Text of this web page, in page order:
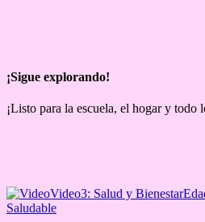
¡Sigue explorando!
¡Listo para la escuela, el hogar y todo
Video3: Salud y Bienestar
Saludable